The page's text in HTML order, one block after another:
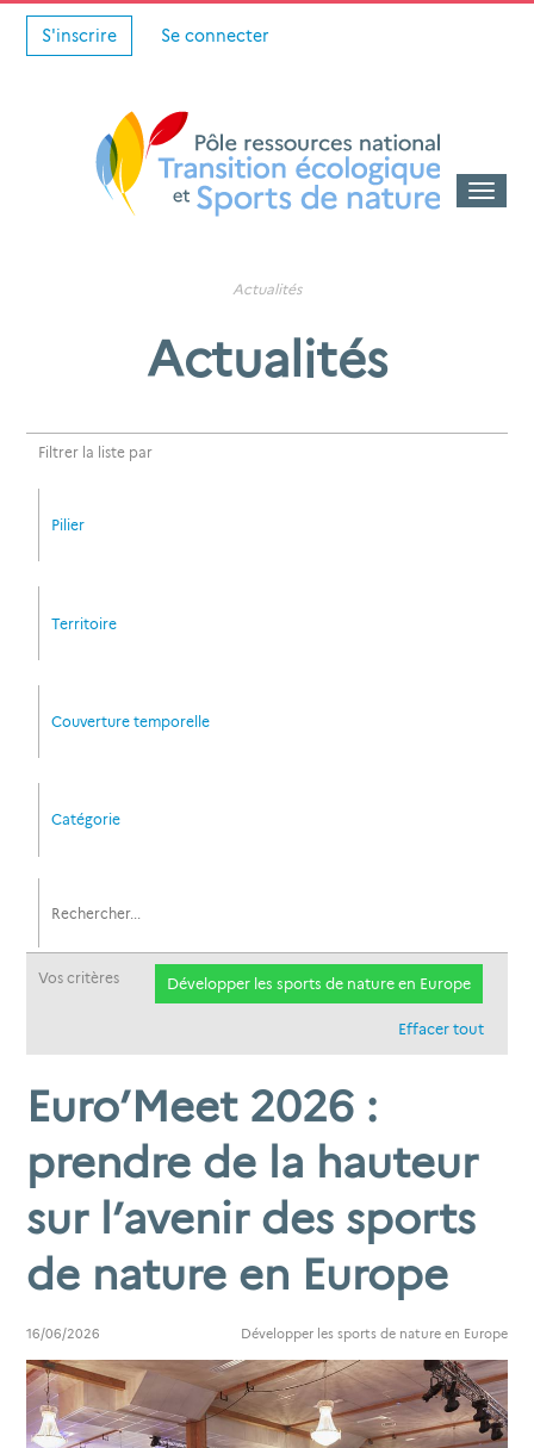
S'inscrire Se connecter
Toggle
Actualités
Actualités
Filtrer la liste par
Pilier
Territoire
Couverture temporelle
Catégorie
Vos critères Développer les sports de nature en Europe
Effacer tout
Euro’Meet 2026 :
prendre de la hauteur
sur l’avenir des sports
de nature en Europe
16/06/2026 Développer les sports de nature en Europe